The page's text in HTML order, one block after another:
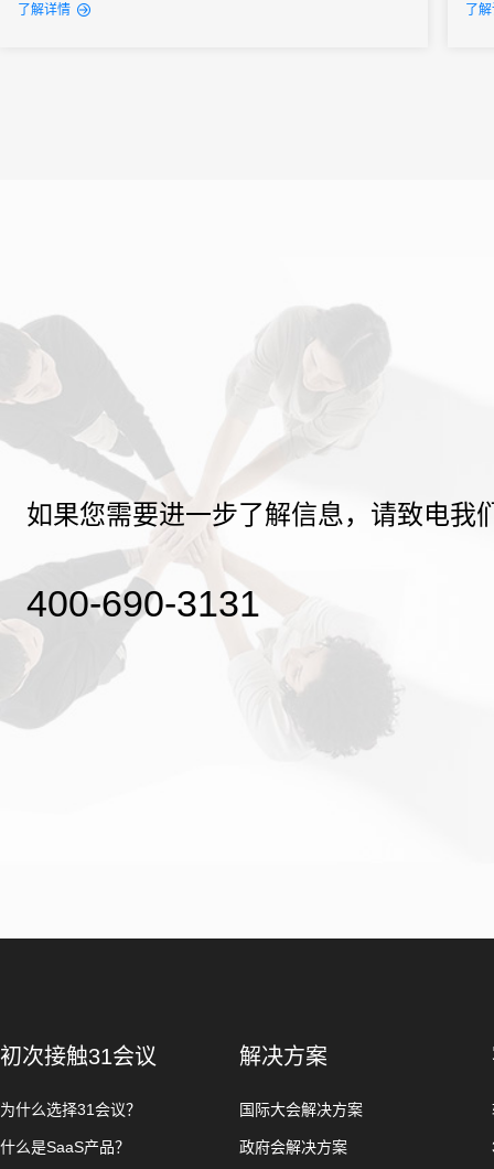
2025奋进征程，共启AI时代的战略新征程，以"破认知之界、破人效
了解详情
术
产
了
如果您需要进一步了解信息，请致电我
400-690-3131
初次接触31会议
为什么选择31会议？
什么是SaaS产品？
解决方案
国际大会解决方案
政府会解决方案